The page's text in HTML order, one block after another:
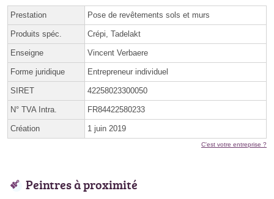
Prestation Pose de revêtements sols et murs
Produits spéc. Crépi, Tadelakt
Enseigne Vincent Verbaere
Forme juridique Entrepreneur individuel
SIRET 42258023300050
N° TVA Intra. FR84422580233
Création 1 juin 2019
C'est votre entreprise ?
Peintres à proximité